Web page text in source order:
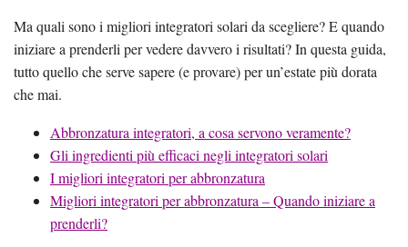
Ma quali sono i migliori integratori solari da scegliere? E quando
iniziare a prenderli per vedere davvero i risultati? In questa guida,
tutto quello che serve sapere (e provare) per un’estate più dorata
che mai.
Abbronzatura integratori, a cosa servono veramente?
Gli ingredienti più efficaci negli integratori solari
I migliori integratori per abbronzatura
Migliori integratori per abbronzatura – Quando iniziare a
prenderli?